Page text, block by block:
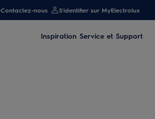
Contactez-nous S'identifier sur MyElectrolux
Inspiration Service et Support